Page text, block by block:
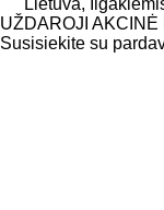
UŽDAROJI
Susisiekite su